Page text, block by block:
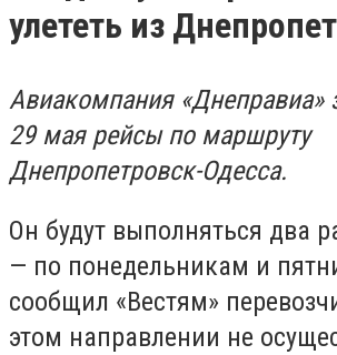
улететь из
Авиакомпания «Днеправиа»
29 мая рейсы по маршруту
Днепропетровск-Одесса.
Он будут выполняться два
— по понедельникам и
сообщил «Вестям»
этом направлении не